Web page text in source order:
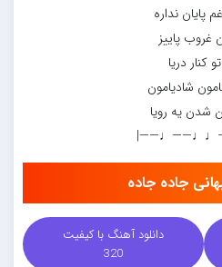
پایان نداره
غروب پاییز
کنار دریا
شادیامون
شدن یه رویا
جاده جاده
دانلود آهنگ با کیفیت
320